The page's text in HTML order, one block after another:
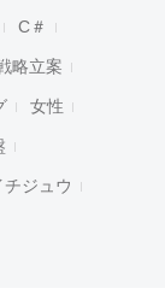
C＃
略立案
女性
チジュウ